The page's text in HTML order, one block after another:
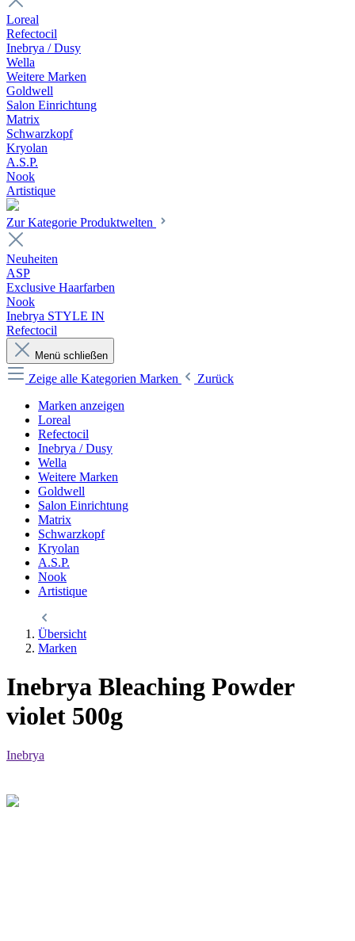
Loreal
Refectocil
Inebrya / Dusy
Wella
Weitere Marken
Goldwell
Salon Einrichtung
Matrix
Schwarzkopf
Kryolan
A.S.P.
Nook
Artistique
Zur Kategorie Produktwelten
Neuheiten
ASP
Exclusive Haarfarben
Nook
Inebrya STYLE IN
Refectocil
Menü schließen
Zeige alle Kategorien Marken
Zurück
Marken anzeigen
Loreal
Refectocil
Inebrya / Dusy
Wella
Weitere Marken
Goldwell
Salon Einrichtung
Matrix
Schwarzkopf
Kryolan
A.S.P.
Nook
Artistique
Übersicht
Marken
Inebrya Bleaching Powder
violet 500g
Inebrya